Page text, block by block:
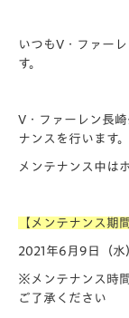
いつもV・ファー
す。
V・ファーレン長
ナンスを行います。
メンテナンス中は
【メンテナンス期間
2021年6月9日（
※メンテナンス時
ご了承ください